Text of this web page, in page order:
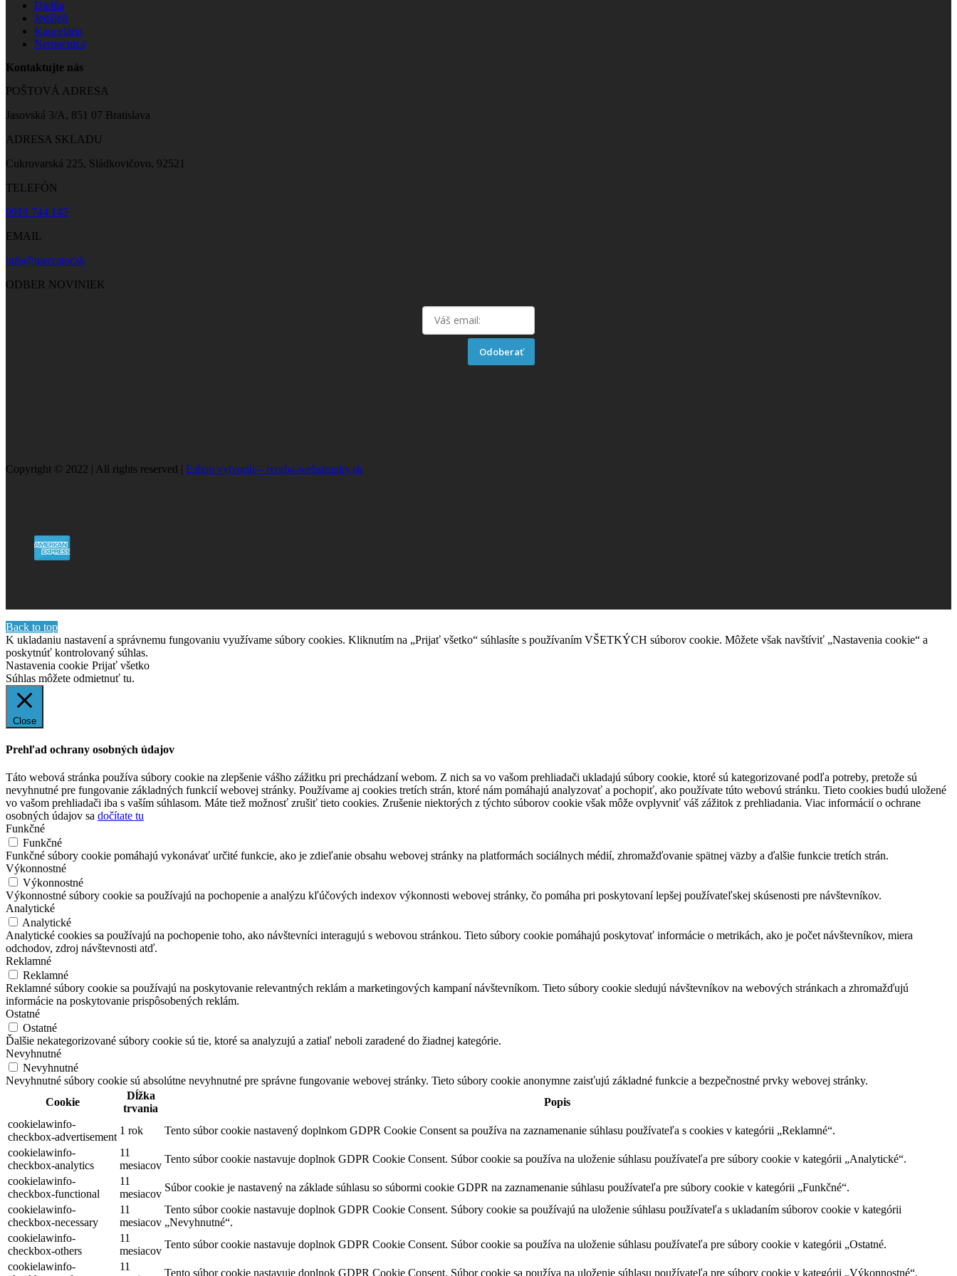
Dielňa
Jedáleň
Kancelária
Nemocnica
Kontaktujte nás
POŠTOVÁ ADRESA
Jasovská 3/A, 851 07 Bratislava
ADRESA SKLADU
Cukrovarská 225, Sládkovičovo, 92521
TELEFÓN
0918 744 145
EMAIL
info@mercator.sk
ODBER NOVINIEK
Odoberať
Copyright © 2022 | All rights reserved | Eshop vytvorili – tvorba-webstranky.sk
Back to top
K ukladaniu nastavení a správnemu fungovaniu využívame súbory cookies. Kliknutím na „Prijať všetko“ súhlasíte s používaním VŠETKÝCH súborov cookie. Môžete však navštíviť „Nastavenia cookie“ a
poskytnúť kontrolovaný súhlas.
Nastavenia cookie Prijať všetko
Súhlas môžete odmietnuť tu.
Close
Prehľad ochrany osobných údajov
Táto webová stránka používa súbory cookie na zlepšenie vášho zážitku pri prechádzaní webom. Z nich sa vo vašom prehliadači ukladajú súbory cookie, ktoré sú kategorizované podľa potreby, pretože sú
nevyhnutné pre fungovanie základných funkcií webovej stránky. Používame aj cookies tretích strán, ktoré nám pomáhajú analyzovať a pochopiť, ako používate túto webovú stránku. Tieto cookies budú uložené
vo vašom prehliadači iba s vaším súhlasom. Máte tiež možnosť zrušiť tieto cookies. Zrušenie niektorých z týchto súborov cookie však môže ovplyvniť váš zážitok z prehliadania. Viac informácií o ochrane
osobných údajov sa dočítate tu
Funkčné
Funkčné
Funkčné súbory cookie pomáhajú vykonávať určité funkcie, ako je zdieľanie obsahu webovej stránky na platformách sociálnych médií, zhromažďovanie spätnej väzby a ďalšie funkcie tretích strán.
Výkonnostné
Výkonnostné
Výkonnostné súbory cookie sa používajú na pochopenie a analýzu kľúčových indexov výkonnosti webovej stránky, čo pomáha pri poskytovaní lepšej používateľskej skúsenosti pre návštevníkov.
Analytické
Analytické
Analytické cookies sa používajú na pochopenie toho, ako návštevníci interagujú s webovou stránkou. Tieto súbory cookie pomáhajú poskytovať informácie o metrikách, ako je počet návštevníkov, miera
odchodov, zdroj návštevnosti atď.
Reklamné
Reklamné
Reklamné súbory cookie sa používajú na poskytovanie relevantných reklám a marketingových kampaní návštevníkom. Tieto súbory cookie sledujú návštevníkov na webových stránkach a zhromažďujú
informácie na poskytovanie prispôsobených reklám.
Ostatné
Ostatné
Ďalšie nekategorizované súbory cookie sú tie, ktoré sa analyzujú a zatiaľ neboli zaradené do žiadnej kategórie.
Nevyhnutné
Nevyhnutné
Nevyhnutné súbory cookie sú absolútne nevyhnutné pre správne fungovanie webovej stránky. Tieto súbory cookie anonymne zaisťujú základné funkcie a bezpečnostné prvky webovej stránky.
Cookie
Dĺžka
trvania
Popis
cookielawinfo-
checkbox-advertisement
1 rok
Tento súbor cookie nastavený doplnkom GDPR Cookie Consent sa používa na zaznamenanie súhlasu používateľa s cookies v kategórii „Reklamné“.
cookielawinfo-
checkbox-analytics
11
mesiacov
Tento súbor cookie nastavuje doplnok GDPR Cookie Consent. Súbor cookie sa používa na uloženie súhlasu používateľa pre súbory cookie v kategórii „Analytické“.
cookielawinfo-
checkbox-functional
11
mesiacov
Súbor cookie je nastavený na základe súhlasu so súbormi cookie GDPR na zaznamenanie súhlasu používateľa pre súbory cookie v kategórii „Funkčné“.
cookielawinfo-
checkbox-necessary
11
mesiacov
Tento súbor cookie nastavuje doplnok GDPR Cookie Consent. Súbory cookie sa používajú na uloženie súhlasu používateľa s ukladaním súborov cookie v kategórii
„Nevyhnutné“.
cookielawinfo-
checkbox-others
11
mesiacov
Tento súbor cookie nastavuje doplnok GDPR Cookie Consent. Súbor cookie sa používa na uloženie súhlasu používateľa pre súbory cookie v kategórii „Ostatné.
cookielawinfo-
11
Tento súbor cookie nastavuje doplnok GDPR Cookie Consent. Súbor cookie sa používa na uloženie súhlasu používateľa pre súbory cookie v kategórii „Výkonnostné“.